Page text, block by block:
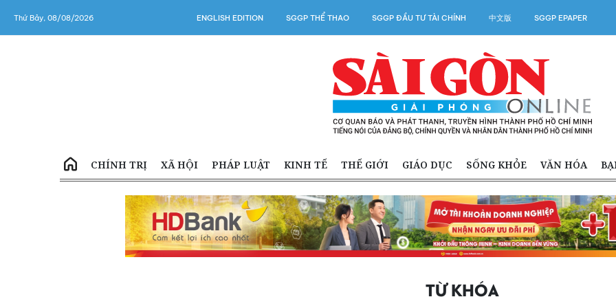
Thứ Bảy, 08/08/2026 ENGLISH EDITION SGGP THỂ THAO SGGP ĐẦU TƯ TÀI CHÍNH 中文版 SGGP EPAPER
CHÍNH TRỊ XÃ HỘI PHÁP LUẬT KINH TẾ THẾ GIỚI GIÁO DỤC SỐNG KHỎE VĂN HÓA
TỪ KHÓA